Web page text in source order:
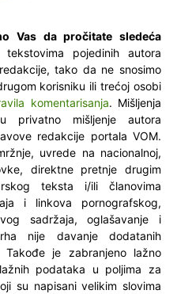
Vas da pročitate sledeća
pojedinih autora
tako da ne snosimo
korisniku ili trećoj osobi
komentarisanja. Mišljenja
privatno mišljenje autora
redakcije portala VOM.
uvrede na nacionalnoj,
direktne pretnje drugim
teksta i/ili članovima
i linkova pornografskog,
sadržaja, oglašavanje i
nije davanje dodatanih
je zabranjeno lažno
podataka u poljima za
su napisani velikim slovima